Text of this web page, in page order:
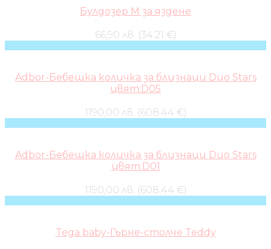
Булдозер M за яздене
66,90 лв. (34.21 €)
Adbor-Бебешка количка за близнаци Duo Stars
цвят:D05
1190,00 лв. (608.44 €)
Adbor-Бебешка количка за близнаци Duo Stars
цвят:D01
1190,00 лв. (608.44 €)
Tega baby-Гърне-столче Teddy